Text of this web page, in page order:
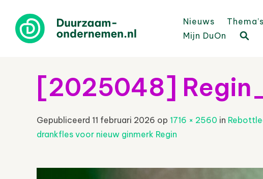
Nieuws Thema’s
Mijn DuOn
[2025048]
Gepubliceerd 11 februari 2026 op 1716 × 2560 in
drankfles voor nieuw ginmerk Regin